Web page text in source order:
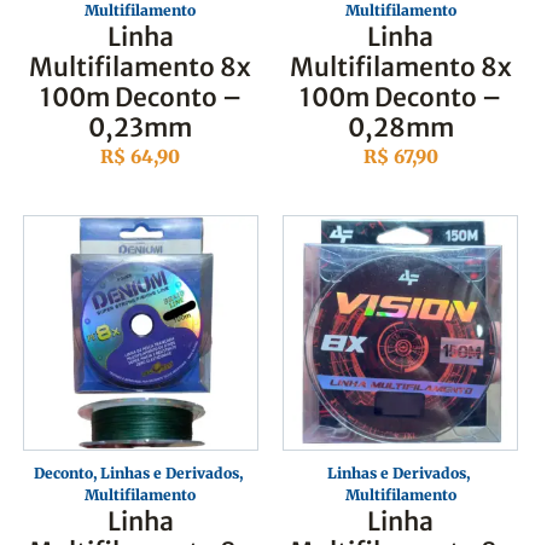
Multifilamento
Linha
Multifilamento 8x
100m Deconto –
0,23mm
R$ 64,90
Multifilamento
Linha
Multifilamento 8x
100m Deconto –
0,28mm
R$ 67,90
Deconto,Linhas e Derivados,
Multifilamento
Linha
Linhas e Derivados,
Multifilamento
Linha